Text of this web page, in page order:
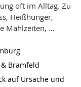
oft im Alltag. Zu
Heißhunger,
Mahlzeiten,
machen es
Bramfeld
auf Ursache und